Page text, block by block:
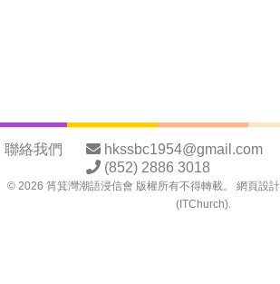
聯絡我們
hkssbc1954@gmail.com
(852) 2886 3018
© 2026 筲箕灣潮語浸信會 版權所有不得轉載。 網頁設
(ITChurch).